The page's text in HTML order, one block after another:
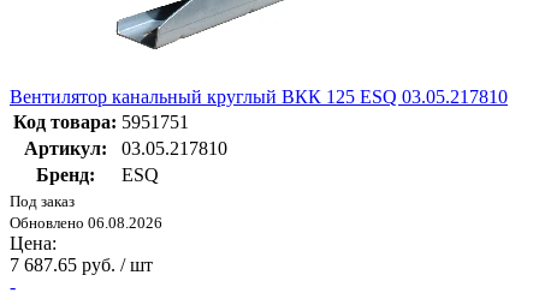
Вентилятор канальный круглый ВКК 125 ESQ 03.05.217810
Код товара: 5951751
Артикул:
03.05.217810
Бренд:
ESQ
Под заказ
Обновлено 06.08.2026
Цена:
7 687.65 руб. / шт
-